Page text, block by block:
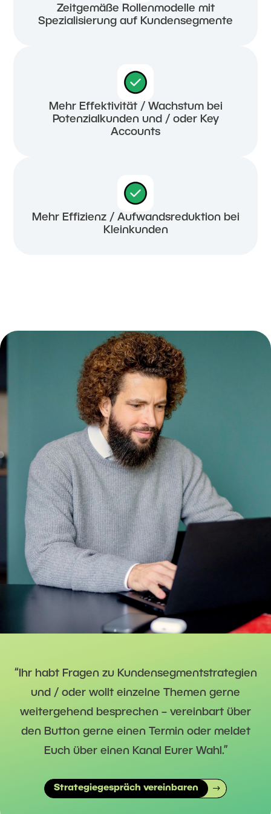
Zeitgemäße Rollenmodelle mit
Spezialisierung auf Kundensegmente
Mehr Effektivität / Wachstum bei
Potenzialkunden und / oder Key
Accounts
Mehr Effizienz / Aufwandsreduktion bei
Kleinkunden
“Ihr habt Fragen zu Kundensegmentstrategien
und / oder wollt einzelne Themen gerne
weitergehend besprechen – vereinbart über
den Button gerne einen Termin oder meldet
Euch über einen Kanal Eurer Wahl.”
Strategiegespräch vereinbaren